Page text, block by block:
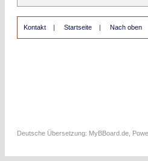
Kontakt | Startseite | Nach oben
Deutsche Übersetzung: MyBBoard.de ,